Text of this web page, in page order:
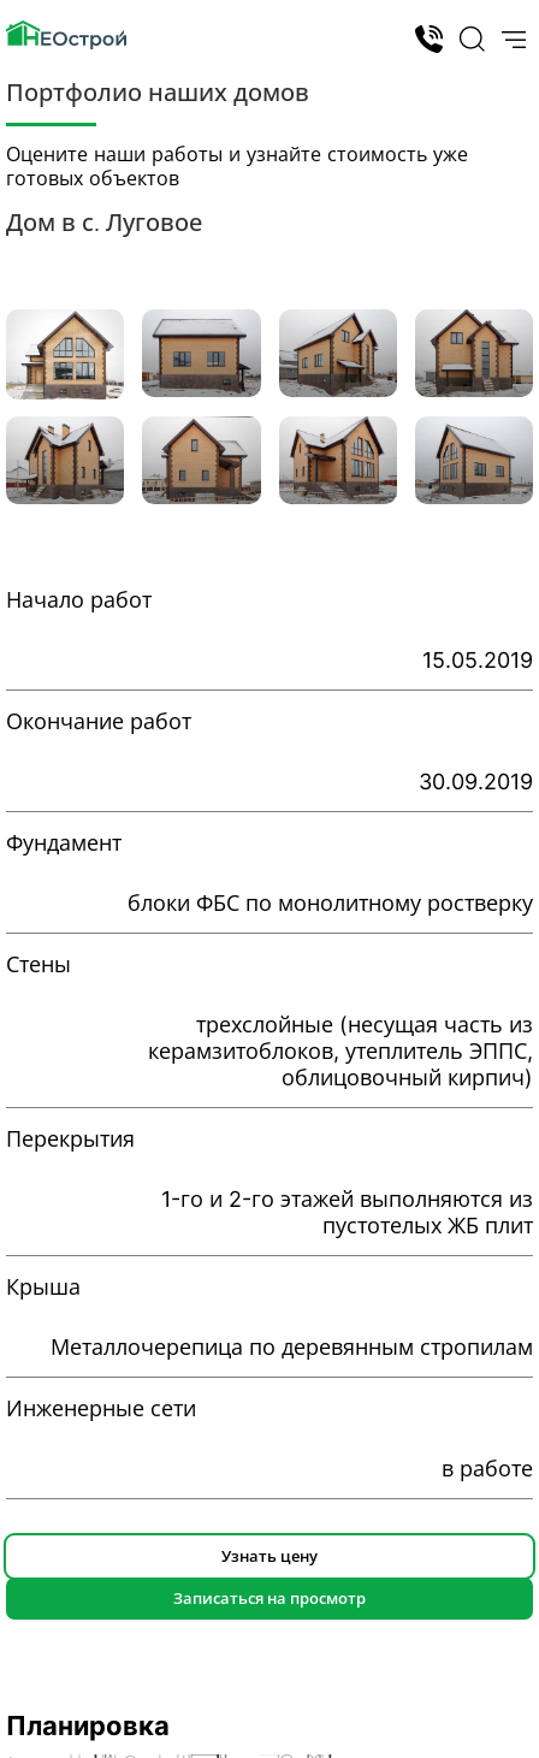
Портфолио наших домов
Оцените наши работы и узнайте стоимость уже
готовых объектов
Дом в с. Луговое
Начало работ
15.05.2019
Окончание работ
30.09.2019
Фундамент
блоки ФБС по монолитному ростверку
Стены
трехслойные (несущая часть из
керамзитоблоков, утеплитель ЭППС,
облицовочный кирпич)
Перекрытия
1-го и 2-го этажей выполняются из
пустотелых ЖБ плит
Крыша
Металлочерепица по деревянным стропилам
Инженерные сети
в работе
Узнать цену
Записаться на просмотр
Планировка